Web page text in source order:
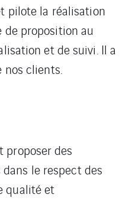
pilote la réalisation
proposition au
et de suivi. Il a
clients.
proposer des
le respect des
qualité et